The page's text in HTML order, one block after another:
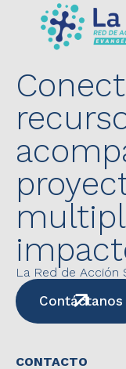
La Red de Acción
Contáctanos
CONTACTO